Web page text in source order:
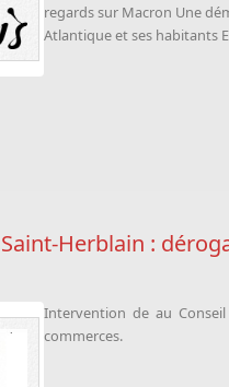
regards sur Macron Une
Atlantique et ses habitants
Herblain :
Intervention de au
commerces.